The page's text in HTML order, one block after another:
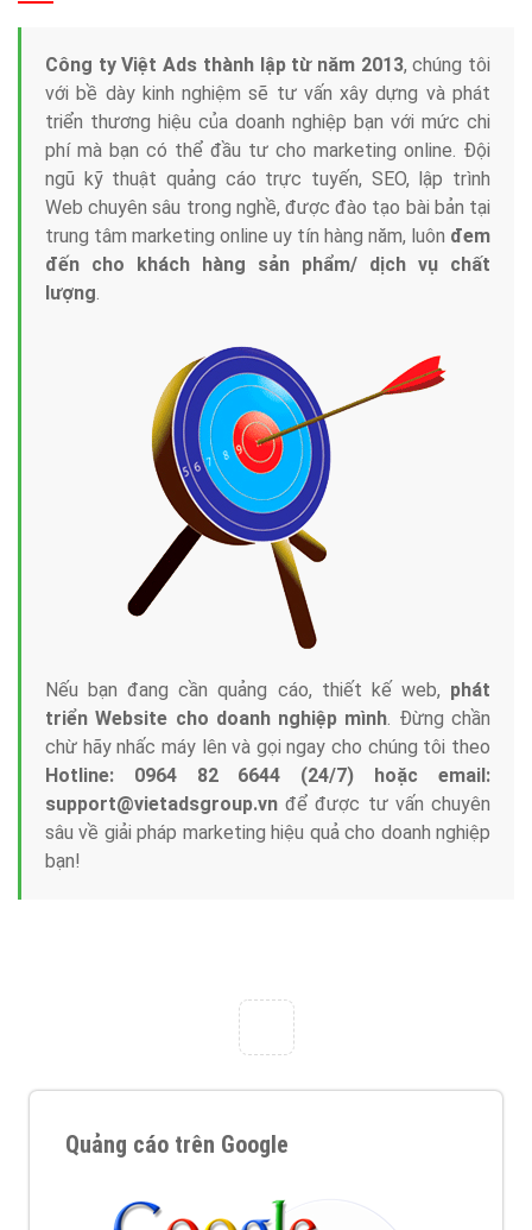
Tại sao chọn công ty Việt Ads làm đối tác
Marketing Online?
Công ty Việt Ads thành lập từ năm 2013
với bề dày kinh nghiệm sẽ tư vấn xây dựng và phát
triển thương hiệu của doanh nghiệp bạn với mức chi
phí mà bạn có thể đầu tư cho marketing online. Đội
ngũ kỹ thuật quảng cáo trực tuyến, SEO, lập trình
Web chuyên sâu trong nghề, được đào tạo bài bản tại
trung tâm marketing online uy tín hàng năm, luôn đem
đến cho khách hàng sản phẩm/ dịch vụ chất
lượng.
Nếu bạn đang cần quảng cáo, thiết kế web,